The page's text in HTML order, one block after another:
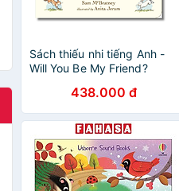
Sách thiếu nhi tiếng Anh -
Will You Be My Friend?
438.000 đ